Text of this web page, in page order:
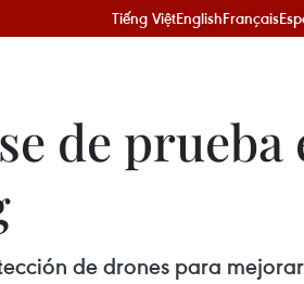
Tiếng ViệtEnglishFrançais
de prueba
de drones para